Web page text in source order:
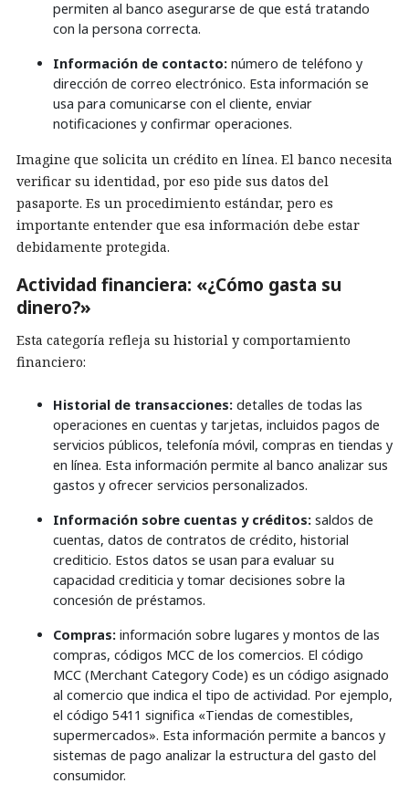
permiten al banco asegurarse de que está tratando
con la persona correcta.
Información de contacto: número de teléfono y
dirección de correo electrónico. Esta información se
usa para comunicarse con el cliente, enviar
notificaciones y confirmar operaciones.
Imagine que solicita un crédito en línea. El banco necesita
verificar su identidad, por eso pide sus datos del
pasaporte. Es un procedimiento estándar, pero es
importante entender que esa información debe estar
debidamente protegida.
Actividad financiera: «¿Cómo gasta su
dinero?»
Esta categoría refleja su historial y comportamiento
financiero:
Historial de transacciones: detalles de todas las
operaciones en cuentas y tarjetas, incluidos pagos de
servicios públicos, telefonía móvil, compras en tiendas y
en línea. Esta información permite al banco analizar sus
gastos y ofrecer servicios personalizados.
Información sobre cuentas y créditos: saldos de
cuentas, datos de contratos de crédito, historial
crediticio. Estos datos se usan para evaluar su
capacidad crediticia y tomar decisiones sobre la
concesión de préstamos.
Compras: información sobre lugares y montos de las
compras, códigos MCC de los comercios. El código
MCC (Merchant Category Code) es un código asignado
al comercio que indica el tipo de actividad. Por ejemplo,
el código 5411 significa «Tiendas de comestibles,
supermercados». Esta información permite a bancos y
sistemas de pago analizar la estructura del gasto del
consumidor.